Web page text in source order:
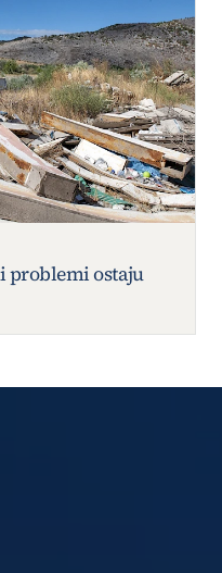
problemi ostaju